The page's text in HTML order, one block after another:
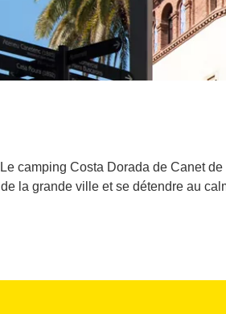
Le camping Costa Dorada de Canet
de la grande ville et se détendre au